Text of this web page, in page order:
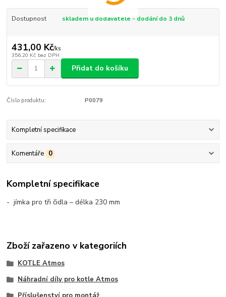
Dostupnost skladem u dodavatele - dodání do 3 dnů
431,00 Kč/ks
356,20 Kč bez DPH
Přidat do košíku
Číslo produktu: P0079
Kompletní specifikace
Komentáře 0
Kompletní specifikace
- jímka pro tři čidla – délka 230 mm
Zboží zařazeno v kategoriích
KOTLE Atmos
Náhradní díly pro kotle Atmos